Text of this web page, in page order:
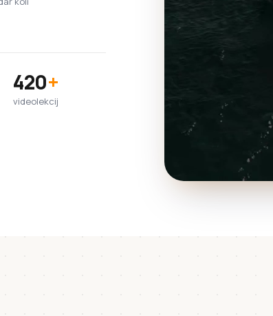
420+
videolekcij